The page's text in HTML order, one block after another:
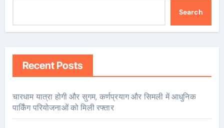
Search
Recent Posts
चारधाम यात्रा होगी और सुगम, कर्णप्रयाग और सिमली में आधुनिक
पार्किंग परियोजनाओं को मिली रफ्तार